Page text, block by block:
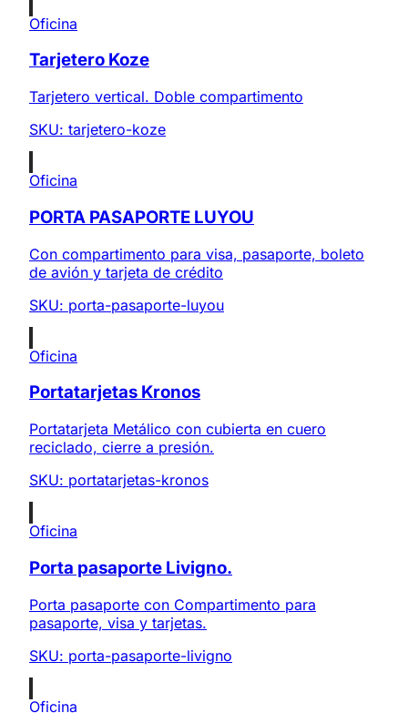
Oficina
Tarjetero Koze
Tarjetero vertical. Doble compartimento
SKU: tarjetero-koze
Oficina
PORTA PASAPORTE LUYOU
Con compartimento para visa, pasaporte, boleto
de avión y tarjeta de crédito
SKU: porta-pasaporte-luyou
Oficina
Portatarjetas Kronos
Portatarjeta Metálico con cubierta en cuero
reciclado, cierre a presión.
SKU: portatarjetas-kronos
Oficina
Porta pasaporte Livigno.
Porta pasaporte con Compartimento para
pasaporte, visa y tarjetas.
SKU: porta-pasaporte-livigno
Oficina